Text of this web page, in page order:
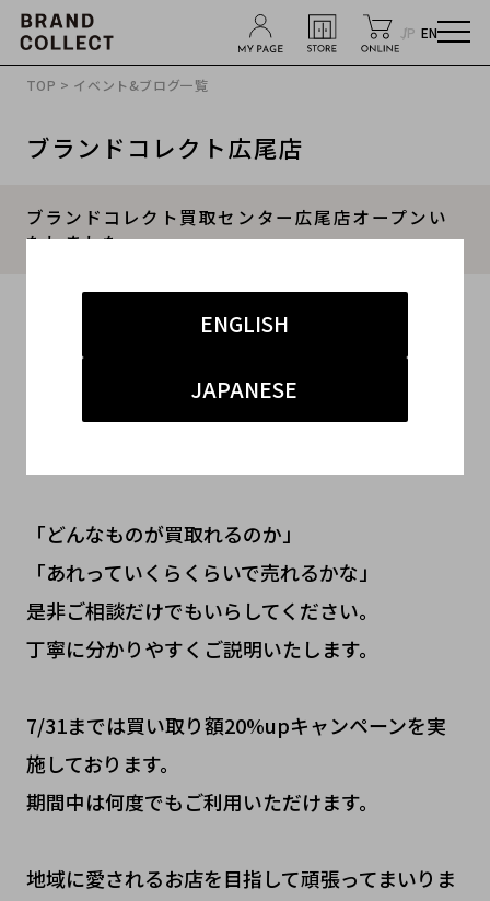
JP EN
ENGLISH
JAPANESE
TOP > イベント&ブログ一覧
ブランドコレクト広尾店
ブランドコレクト買取センター広尾店オープンい
たしました。
2021/05/22にブランドコレクト買取センター広尾
「どんなものが買取れるのか」
「あれっていくらくらいで売れるかな」
是非ご相談だけでもいらしてください。
丁寧に分かりやすくご説明いたします。
7/31までは買い取り額20%upキャンペーンを実
施しております。
期間中は何度でもご利用いただけます。
地域に愛されるお店を目指して頑張ってまいりま